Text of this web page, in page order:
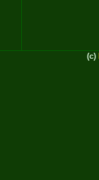
(c)